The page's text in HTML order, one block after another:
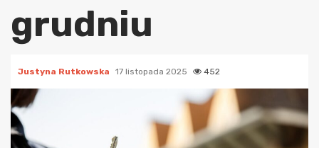
grudniu
Justyna Rutkowska 17 listopada 2025 452